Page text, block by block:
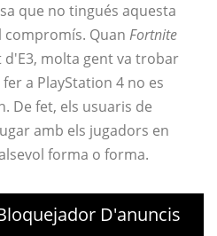
que no tingués aquesta
compromís. Quan Fortnite
molta gent va trobar
a PlayStation 4 no es
De fet, els usuaris de
amb els jugadors en
forma o forma.
D'anuncis